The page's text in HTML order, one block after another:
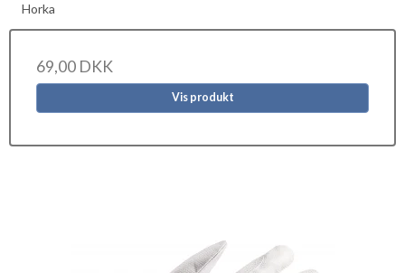
Horka
69,00 DKK
Vis produkt